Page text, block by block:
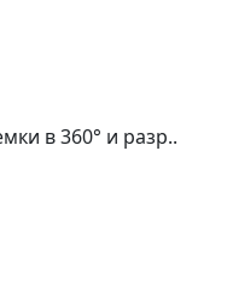
в 360° и разр..